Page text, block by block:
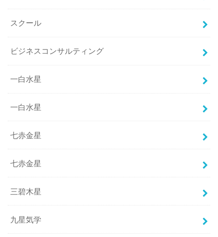
スクール
ビジネスコンサルティング
一白水星
一白水星
七赤金星
七赤金星
三碧木星
九星気学